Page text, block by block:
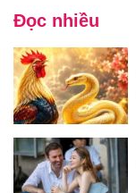
Đọc nhiều